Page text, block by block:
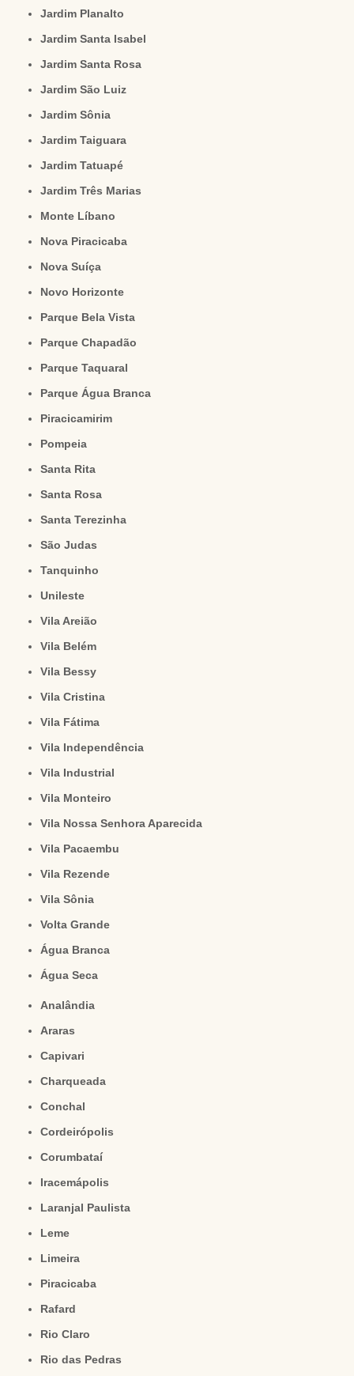
Jardim Planalto
Jardim Santa Isabel
Jardim Santa Rosa
Jardim São Luiz
Jardim Sônia
Jardim Taiguara
Jardim Tatuapé
Jardim Três Marias
Monte Líbano
Nova Piracicaba
Nova Suíça
Novo Horizonte
Parque Bela Vista
Parque Chapadão
Parque Taquaral
Parque Água Branca
Piracicamirim
Pompeia
Santa Rita
Santa Rosa
Santa Terezinha
São Judas
Tanquinho
Unileste
Vila Areião
Vila Belém
Vila Bessy
Vila Cristina
Vila Fátima
Vila Independência
Vila Industrial
Vila Monteiro
Vila Nossa Senhora Aparecida
Vila Pacaembu
Vila Rezende
Vila Sônia
Volta Grande
Água Branca
Água Seca
Analândia
Araras
Capivari
Charqueada
Conchal
Cordeirópolis
Corumbataí
Iracemápolis
Laranjal Paulista
Leme
Limeira
Piracicaba
Rafard
Rio Claro
Rio das Pedras